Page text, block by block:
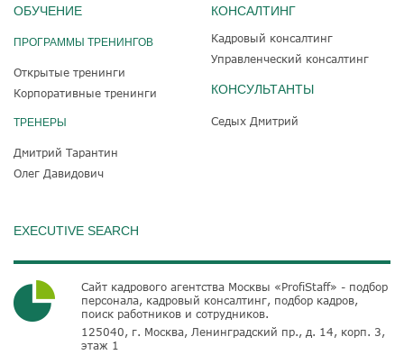
ОБУЧЕНИЕ
ПРОГРАММЫ ТРЕНИНГОВ
Открытые тренинги
Корпоративные тренинги
ТРЕНЕРЫ
Дмитрий Тарантин
Олег Давидович
КОНСАЛТИНГ
Кадровый консалтинг
Управленческий консалтинг
КОНСУЛЬТАНТЫ
Седых Дмитрий
EXECUTIVE SEARCH
Сайт кадрового агентства Москвы «ProfiStaff» - подбор
персонала, кадровый консалтинг, подбор кадров,
поиск работников и сотрудников.
125040, г. Москва, Ленинградский пр., д. 14, корп. 3,
этаж 1